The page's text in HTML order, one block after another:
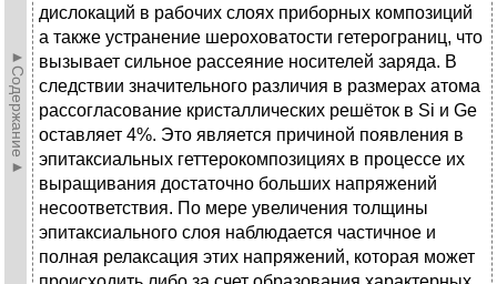
►Содержание►
дислокаций в рабочих слоях приборных композиций
а также устранение шероховатости гетерограниц, что
вызывает сильное рассеяние носителей заряда. В
следствии значительного различия в размерах атома
рассогласование кристаллических решёток в Si и Ge
оставляет 4%. Это является причиной появления в
эпитаксиальных геттерокомпозициях в процессе их
выращивания достаточно больших напряжений
несоответствия. По мере увеличения толщины
эпитаксиального слоя наблюдается частичное и
полная релаксация этих напряжений, которая может